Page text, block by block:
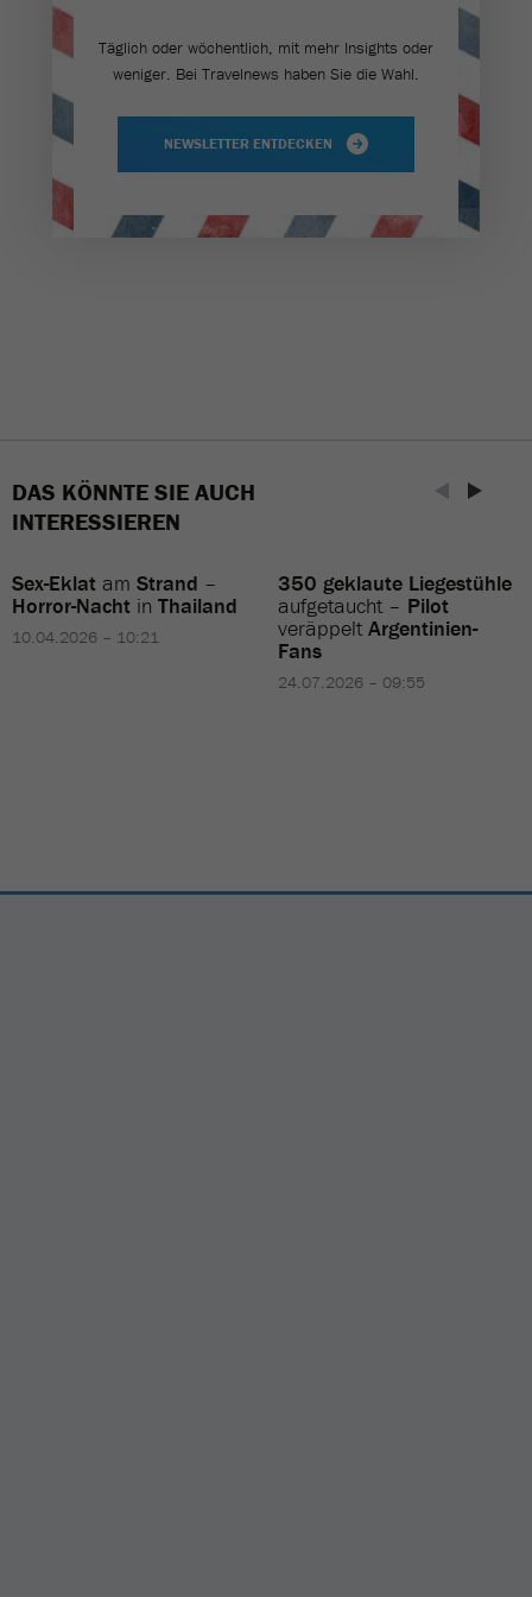
Täglich oder wöchentlich, mit mehr Insights oder
weniger. Bei Travel­news haben Sie die Wahl.
NEWSLETTER ENTDECKEN
DAS KÖNNTE SIE AUCH
INTERESSIEREN
Sex-Eklat am Strand –
Horror-Nacht in Thailand
10.04.2026 – 10:21
350 geklaute Liegestühle
aufgetaucht – Pilot
veräppeltArgentinien-
Fans
24.07.2026 – 09:55